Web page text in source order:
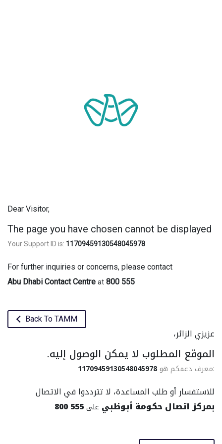
Dear Visitor,
The page you have chosen cannot be displayed
Your Support ID is: 11709459130548045978
For further inquiries or concerns, please contact
Abu Dhabi Contact Centre at 800 555
Back To TAMM
عزيزي الزائر،
الموقع المطلوب لا يمكن الوصول إليه.
:معرف دعمكم هو 11709459130548045978
للاستفسار أو طلب المساعدة، لا تترددوا في الاتصال
بمركز اتصال حكومة أبوظبي على800 555